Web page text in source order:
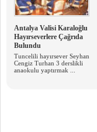
Antalya Valisi Karaloğlu
Hayırseverlere Çağrıda
Bulundu
Tuncelili hayırsever Seyhan
Cengiz Turhan 3 derslikli
anaokulu yaptırmak ...